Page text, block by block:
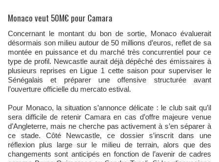
Monaco veut 50M€ pour Camara
Concernant le montant du bon de sortie, Monaco évaluerait
désormais son milieu autour de 50 millions d’euros, reflet de sa
montée en puissance et du marché très concurrentiel pour ce
type de profil. Newcastle aurait déjà dépêché des émissaires à
plusieurs reprises en Ligue 1 cette saison pour superviser le
Sénégalais et préparer une offensive structurée avant
l’ouverture officielle du mercato estival.
Pour Monaco, la situation s’annonce délicate : le club sait qu’il
sera difficile de retenir Camara en cas d’offre majeure venue
d’Angleterre, mais ne cherche pas activement à s’en séparer à
ce stade. Côté Newcastle, ce dossier s’inscrit dans une
réflexion plus large sur le milieu de terrain, alors que des
changements sont anticipés en fonction de l’avenir de cadres